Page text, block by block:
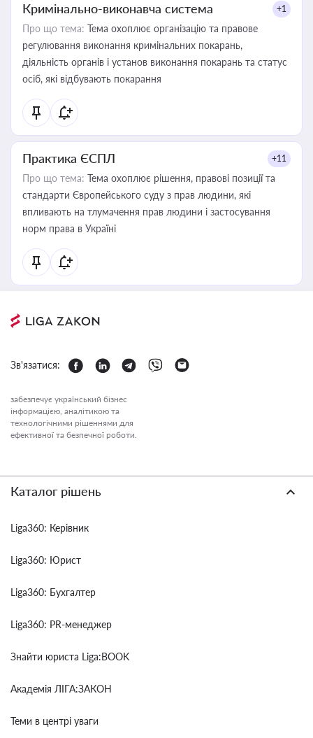
Кримінально-виконавча система +1
Про що тема: Тема охоплює організацію та правове
регулювання виконання кримінальних покарань,
діяльність органів і установ виконання покарань та статус
осіб, які відбувають покарання
Практика ЄСПЛ +11
Про що тема: Тема охоплює рішення, правові позиції та
стандарти Європейського суду з прав людини, які
впливають на тлумачення прав людини і застосування
норм права в Україні
Зв'язатися:
забезпечує український бізнес
інформацією, аналітикою та
технологічними рішеннями для
ефективної та безпечної роботи.
Каталог рішень
Liga360: Керівник
Liga360: Юрист
Liga360: Бухгалтер
Liga360: PR-менеджер
Знайти юриста Liga:BOOK
Академія ЛІГА:ЗАКОН
Теми в центрі уваги